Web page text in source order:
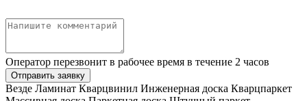
Оператор перезвонит в рабочее время в течение 2 часов
Отправить заявку
Везде Ламинат Кварцвинил Инженерная доска Кварцпаркет